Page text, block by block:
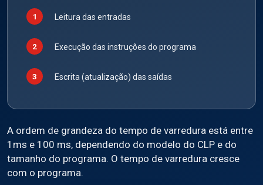
Leitura das entradas
Execução das instruções do programa
Escrita (atualização) das saídas
A ordem de grandeza do tempo de varredura está entre
1ms e 100 ms, dependendo do modelo do CLP e do
tamanho do programa. O tempo de varredura cresce
com o programa.